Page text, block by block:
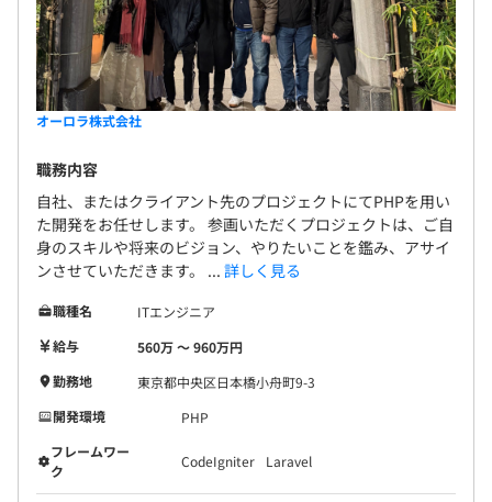
オーロラ株式会社
職務内容
自社、またはクライアント先のプロジェクトにてPHPを用い
た開発をお任せします。 参画いただくプロジェクトは、ご自
身のスキルや将来のビジョン、やりたいことを鑑み、アサイ
ンさせていただきます。 ... 詳しく見る
職種名
ITエンジニア
給与
560万 〜 960万円
勤務地
東京都中央区日本橋小舟町9-3
開発環境
PHP
フレームワー
ク
CodeIgniter Laravel